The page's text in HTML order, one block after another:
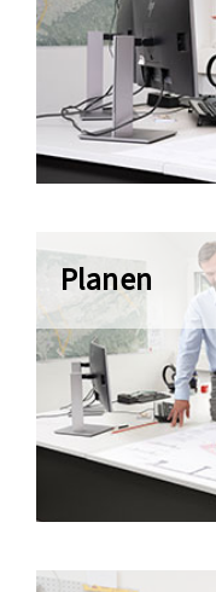
Planen